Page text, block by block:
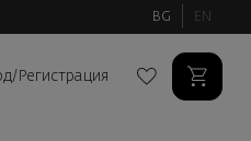
BG EN
/ Регистрация